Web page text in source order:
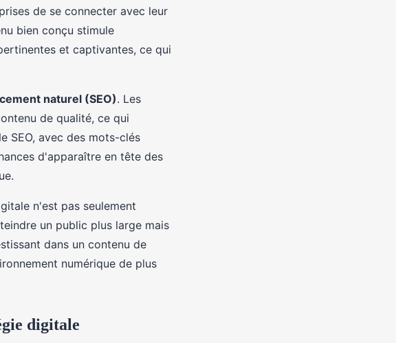
de se connecter avec leur
bien conçu stimule
et captivantes, ce qui
naturel (SEO). Les
de qualité, ce qui
SEO, avec des mots-clés
d'apparaître en tête des
n'est pas seulement
un public plus large mais
dans un contenu de
numérique de plus
digitale